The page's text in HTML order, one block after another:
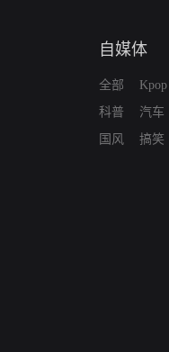
自媒体
全部
科普
国风
Kpop
汽车
搞笑